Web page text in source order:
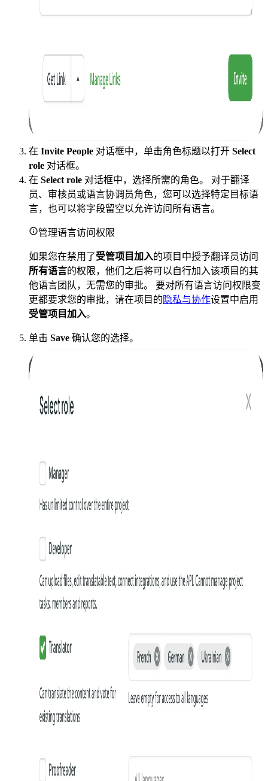
在 Invite People 对话框中，单击角色标题以打开 Select
role 对话框。
在 Select role 对话框中，选择所需的角色。 对于翻译
员、审核员或语言协调员角色，您可以选择特定目标语
言，也可以将字段留空以允许访问所有语言。
管理语言访问权限
如果您在禁用了受管项目加入的项目中授予翻译员访问
所有语言的权限，他们之后将可以自行加入该项目的其
他语言团队，无需您的审批。 要对所有语言访问权限变
更都要求您的审批，请在项目的 隐私与协作设置中启用
受管项目加入。
单击 Save 确认您的选择。